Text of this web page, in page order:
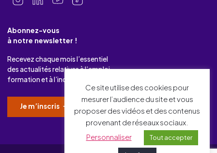
Abonnez-vous
à notre newsletter !
Recevez chaque mois l’essentiel
des actualités relatives à l’emploi-
formation et à l’industrie.
Je m’inscris
Ce site utilise des cookies pour
mesurer l’audience du site et vous
proposer des vidéos et des contenus
provenant de réseaux sociaux.
Personnaliser
Tout accepter